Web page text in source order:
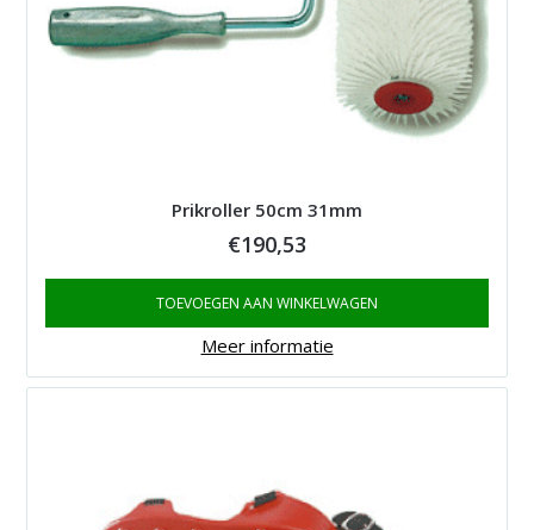
Prikroller 50cm 31mm
€190,53
TOEVOEGEN AAN WINKELWAGEN
Meer informatie